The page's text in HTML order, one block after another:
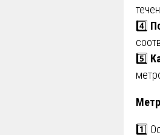
4️⃣
5️⃣
1️⃣